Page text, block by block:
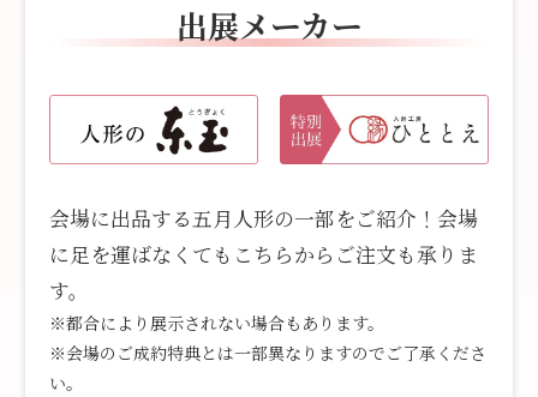
出展メーカー
会場に出品する五月人形の一部をご紹介！会場
に足を運ばなくてもこちらからご注文も承りま
す。
※都合により展示されない場合もあります。
※会場のご成約特典とは一部異なりますのでご了承くださ
い。